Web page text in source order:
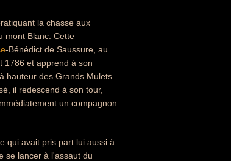
la chasse aux
mont Blanc. Cette
-Bénédict de Saussure, au
1786 et apprend à son
hauteur des Grands Mulets.
il redescend à son tour,
un compagnon
qui avait pris part lui aussi à
se lancer à l'assaut du